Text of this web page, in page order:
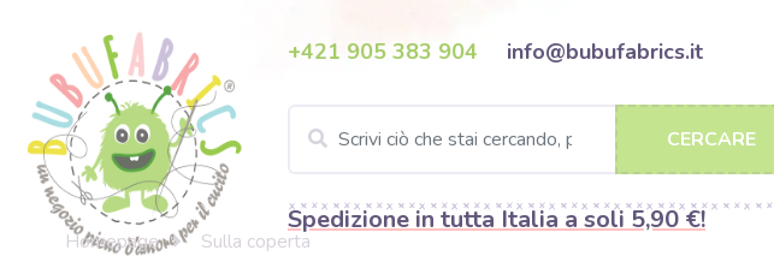
+421 905 383 904 info@bubufabrics.it
CERCARE
Spedizione in tutta Italia a soli 5,90 €!
Homepage Sulla coperta